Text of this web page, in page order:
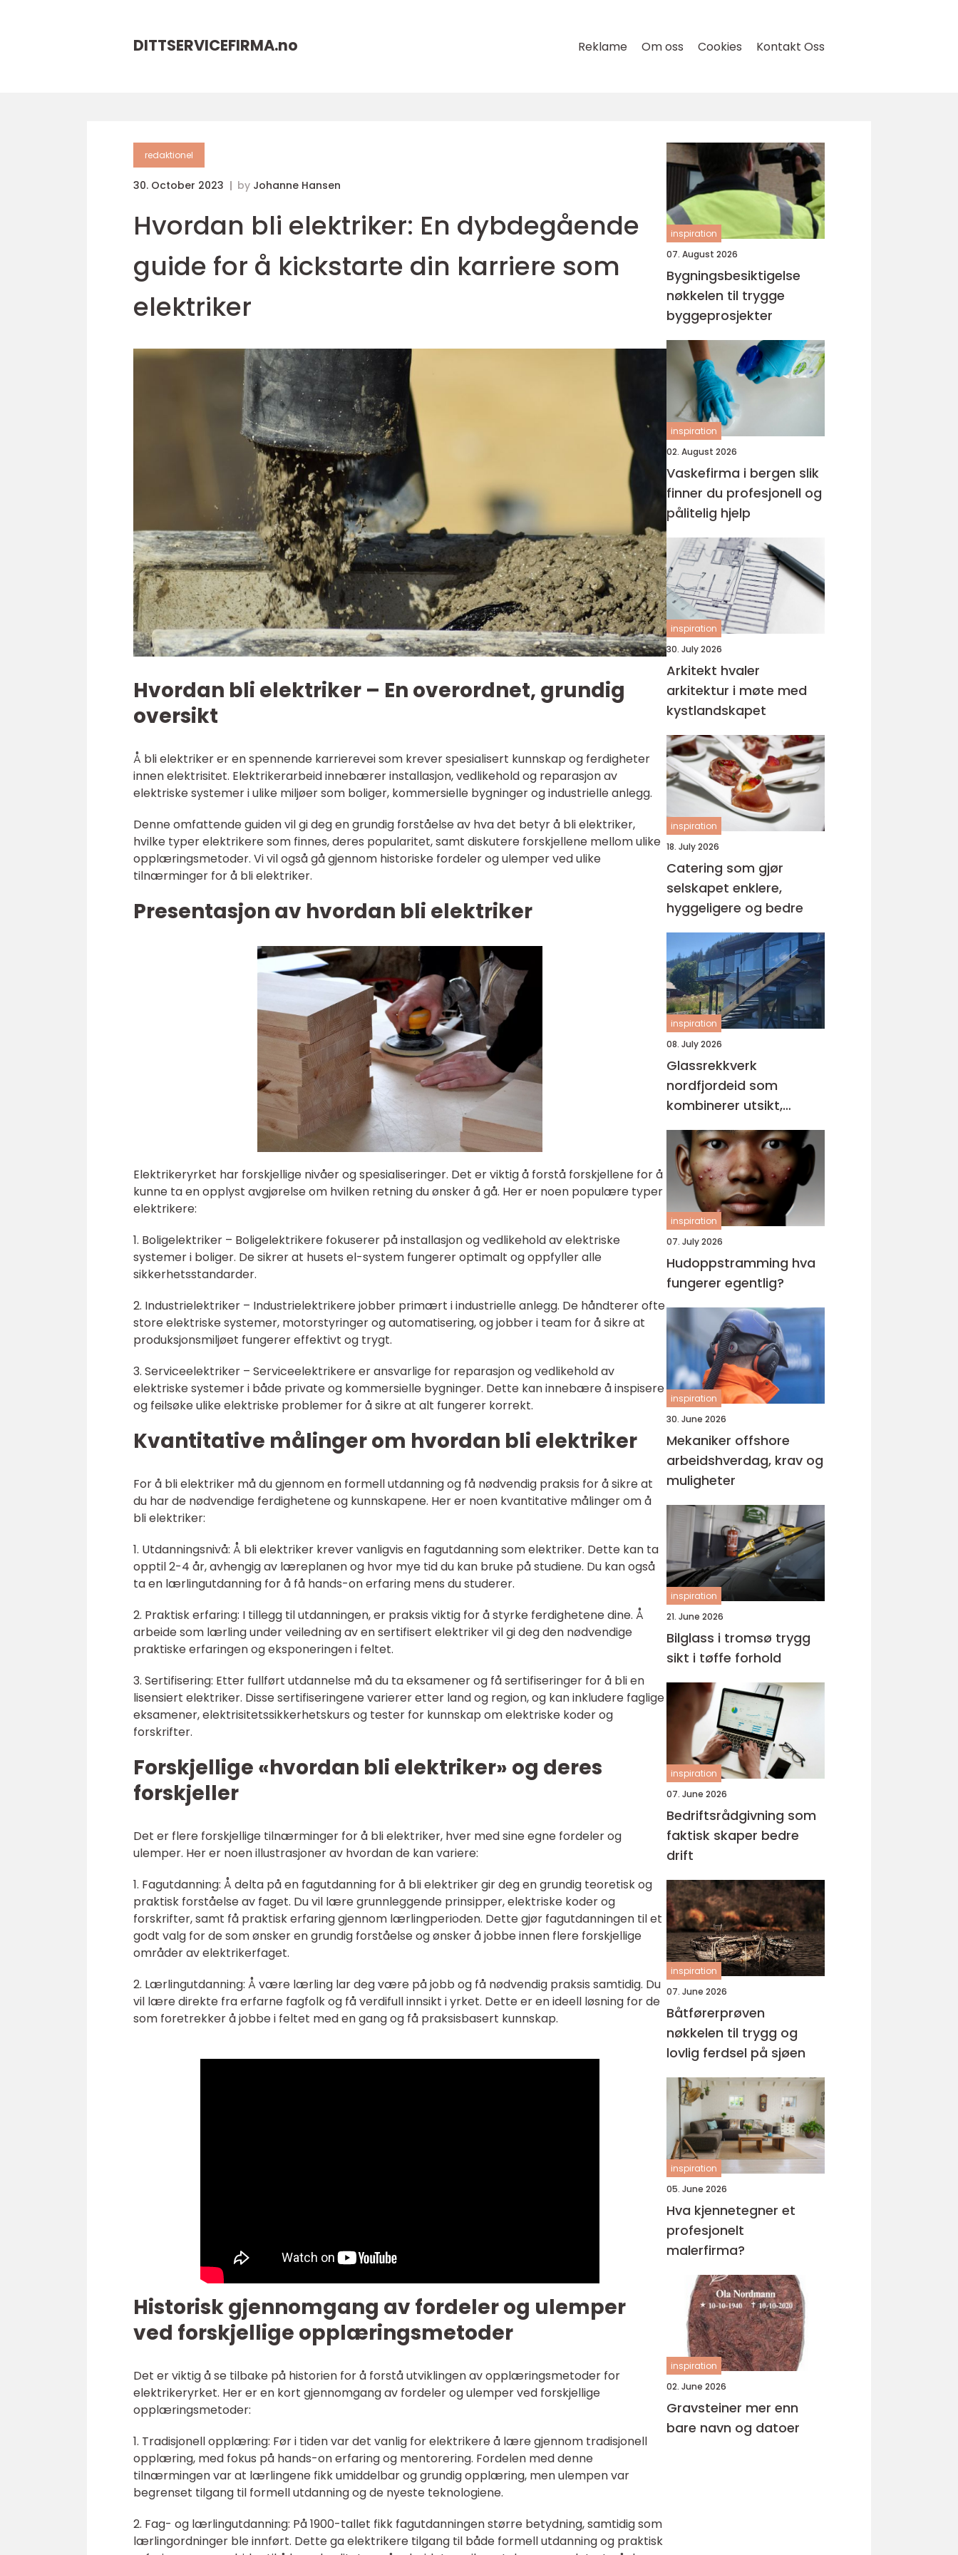
DITTSERVICEFIRMA.no Reklame Om oss Cookies Kontakt Oss
redaktionel
30. October 2023 by Johanne Hansen
Hvordan bli elektriker: En dybdegående
guide for å kickstarte din karriere som
elektriker
Hvordan bli elektriker – En overordnet, grundig
oversikt
Å bli elektriker er en spennende karrierevei som krever spesialisert kunnskap og ferdigheter
innen elektrisitet. Elektrikerarbeid innebærer installasjon, vedlikehold og reparasjon av
elektriske systemer i ulike miljøer som boliger, kommersielle bygninger og industrielle anlegg.
Denne omfattende guiden vil gi deg en grundig forståelse av hva det betyr å bli elektriker,
hvilke typer elektrikere som finnes, deres popularitet, samt diskutere forskjellene mellom ulike
opplæringsmetoder. Vi vil også gå gjennom historiske fordeler og ulemper ved ulike
tilnærminger for å bli elektriker.
Presentasjon av hvordan bli elektriker
Elektrikeryrket har forskjellige nivåer og spesialiseringer. Det er viktig å forstå forskjellene for å
kunne ta en opplyst avgjørelse om hvilken retning du ønsker å gå. Her er noen populære typer
elektrikere:
1. Boligelektriker – Boligelektrikere fokuserer på installasjon og vedlikehold av elektriske
systemer i boliger. De sikrer at husets el-system fungerer optimalt og oppfyller alle
sikkerhetsstandarder.
2. Industrielektriker – Industrielektrikere jobber primært i industrielle anlegg. De håndterer ofte
store elektriske systemer, motorstyringer og automatisering, og jobber i team for å sikre at
produksjonsmiljøet fungerer effektivt og trygt.
3. Serviceelektriker – Serviceelektrikere er ansvarlige for reparasjon og vedlikehold av
elektriske systemer i både private og kommersielle bygninger. Dette kan innebære å inspisere
og feilsøke ulike elektriske problemer for å sikre at alt fungerer korrekt.
Kvantitative målinger om hvordan bli elektriker
For å bli elektriker må du gjennom en formell utdanning og få nødvendig praksis for å sikre at
du har de nødvendige ferdighetene og kunnskapene. Her er noen kvantitative målinger om å
bli elektriker:
1. Utdanningsnivå: Å bli elektriker krever vanligvis en fagutdanning som elektriker. Dette kan ta
opptil 2-4 år, avhengig av læreplanen og hvor mye tid du kan bruke på studiene. Du kan også
ta en lærlingutdanning for å få hands-on erfaring mens du studerer.
2. Praktisk erfaring: I tillegg til utdanningen, er praksis viktig for å styrke ferdighetene dine. Å
arbeide som lærling under veiledning av en sertifisert elektriker vil gi deg den nødvendige
praktiske erfaringen og eksponeringen i feltet.
3. Sertifisering: Etter fullført utdannelse må du ta eksamener og få sertifiseringer for å bli en
lisensiert elektriker. Disse sertifiseringene varierer etter land og region, og kan inkludere faglige
eksamener, elektrisitetssikkerhetskurs og tester for kunnskap om elektriske koder og
forskrifter.
Forskjellige «hvordan bli elektriker» og deres
forskjeller
Det er flere forskjellige tilnærminger for å bli elektriker, hver med sine egne fordeler og
ulemper. Her er noen illustrasjoner av hvordan de kan variere:
1. Fagutdanning: Å delta på en fagutdanning for å bli elektriker gir deg en grundig teoretisk og
praktisk forståelse av faget. Du vil lære grunnleggende prinsipper, elektriske koder og
forskrifter, samt få praktisk erfaring gjennom lærlingperioden. Dette gjør fagutdanningen til et
godt valg for de som ønsker en grundig forståelse og ønsker å jobbe innen flere forskjellige
områder av elektrikerfaget.
2. Lærlingutdanning: Å være lærling lar deg være på jobb og få nødvendig praksis samtidig. Du
vil lære direkte fra erfarne fagfolk og få verdifull innsikt i yrket. Dette er en ideell løsning for de
som foretrekker å jobbe i feltet med en gang og få praksisbasert kunnskap.
Historisk gjennomgang av fordeler og ulemper
ved forskjellige opplæringsmetoder
Det er viktig å se tilbake på historien for å forstå utviklingen av opplæringsmetoder for
elektrikeryrket. Her er en kort gjennomgang av fordeler og ulemper ved forskjellige
opplæringsmetoder:
1. Tradisjonell opplæring: Før i tiden var det vanlig for elektrikere å lære gjennom tradisjonell
opplæring, med fokus på hands-on erfaring og mentorering. Fordelen med denne
tilnærmingen var at lærlingene fikk umiddelbar og grundig opplæring, men ulempen var
begrenset tilgang til formell utdanning og de nyeste teknologiene.
2. Fag- og lærlingutdanning: På 1900-tallet fikk fagutdanningen større betydning, samtidig som
lærlingordninger ble innført. Dette ga elektrikere tilgang til både formell utdanning og praktisk
inspiration
07. August 2026
Bygningsbesiktigelse
nøkkelen til trygge
byggeprosjekter
inspiration
02. August 2026
Vaskefirma i bergen slik
finner du profesjonell og
pålitelig hjelp
inspiration
30. July 2026
Arkitekt hvaler
arkitektur i møte med
kystlandskapet
inspiration
18. July 2026
Catering som gjør
selskapet enklere,
hyggeligere og bedre
inspiration
08. July 2026
Glassrekkverk
nordfjordeid som
kombinerer utsikt,
sikkerhet og stil
inspiration
07. July 2026
Hudoppstramming hva
fungerer egentlig?
inspiration
30. June 2026
Mekaniker offshore
arbeidshverdag, krav og
muligheter
inspiration
21. June 2026
Bilglass i tromsø trygg
sikt i tøffe forhold
inspiration
07. June 2026
Bedriftsrådgivning som
faktisk skaper bedre
drift
inspiration
07. June 2026
Båtførerprøven
nøkkelen til trygg og
lovlig ferdsel på sjøen
inspiration
05. June 2026
Hva kjennetegner et
profesjonelt
malerfirma?
inspiration
02. June 2026
Gravsteiner mer enn
bare navn og datoer